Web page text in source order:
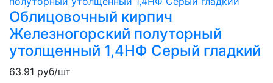
Облицовочный кирпич
Железногорский полуторный
утолщенный 1,4НФ Серый гладкий
63.91 руб/шт